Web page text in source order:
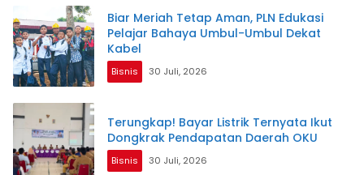
Biar Meriah Tetap Aman, PLN Edukasi
Pelajar Bahaya Umbul-Umbul Dekat
Kabel
Bisnis 30 Juli, 2026
Terungkap! Bayar Listrik Ternyata Ikut
Dongkrak Pendapatan Daerah OKU
Bisnis 30 Juli, 2026